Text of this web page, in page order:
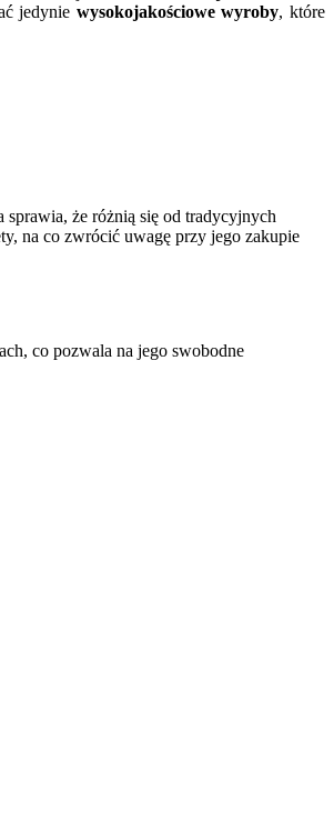
jedynie wysokojakościowe wyroby, które
że różnią się od tradycyjnych
na co zwrócić uwagę przy jego zakupie
co pozwala na jego swobodne